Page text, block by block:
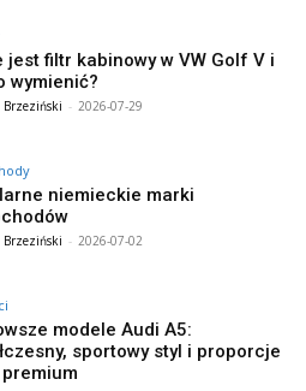
jest filtr kabinowy w VW Golf V i
wymienić?
Brzeziński - 2026-07-29
niemieckie marki
Brzeziński - 2026-07-02
modele Audi A5:
sportowy styl i proporcje